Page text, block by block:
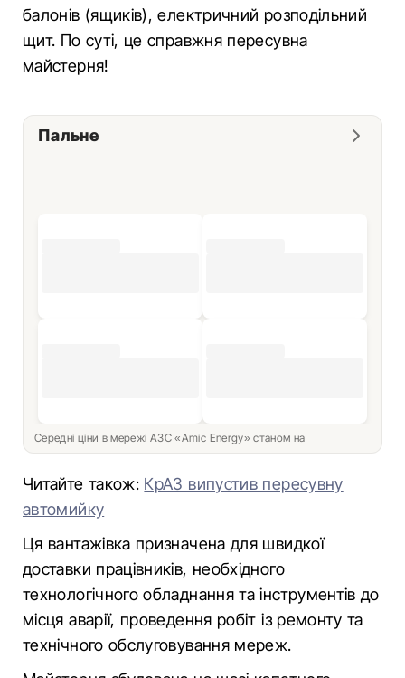
балонів (ящиків), електричний розподільний
щит. По суті, це справжня пересувна
майстерня!
Пальне
Середні ціни в мережі АЗС «Amic Energy» станом на
Читайте також: КрАЗ випустив пересувну
автомийку
Ця вантажівка призначена для швидкої
доставки працівників, необхідного
технологічного обладнання та інструментів до
місця аварії, проведення робіт із ремонту та
технічного обслуговування мереж.